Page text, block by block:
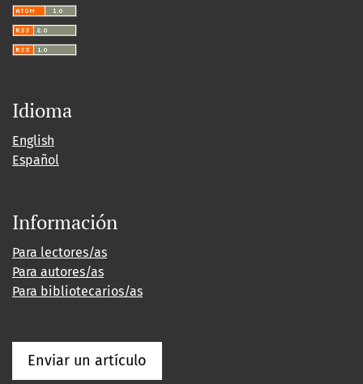
Idioma
English
Español
Información
Para lectores/as
Para autores/as
Para bibliotecarios/as
Enviar un artículo